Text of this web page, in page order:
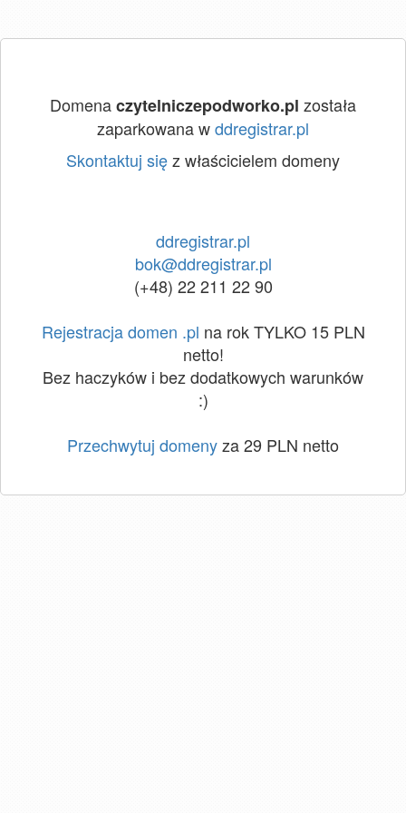
Domenaczytelniczepodworko.pl została
zaparkowana wddregistrar.pl
Skontaktuj sięz właścicielem domeny
ddregistrar.pl
bok@ddregistrar.pl
(+48) 22 211 22 90
Rejestracja domen .pl na rok TYLKO 15 PLN
netto!
Bez haczyków i bez dodatkowych warunków
:)
Przechwytuj domenyza 29 PLN netto